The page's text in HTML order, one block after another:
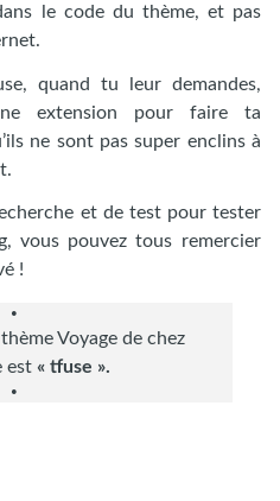
le code du thème, et pas
quand tu leur demandes,
extension pour faire ta
ne sont pas super enclins à
et de test pour tester
vous pouvez tous remercier
!
Voyage de chez
est « tfuse ».